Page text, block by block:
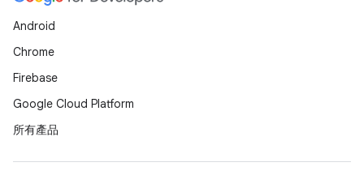
Android
Chrome
Firebase
Google Cloud Platform
所有產品